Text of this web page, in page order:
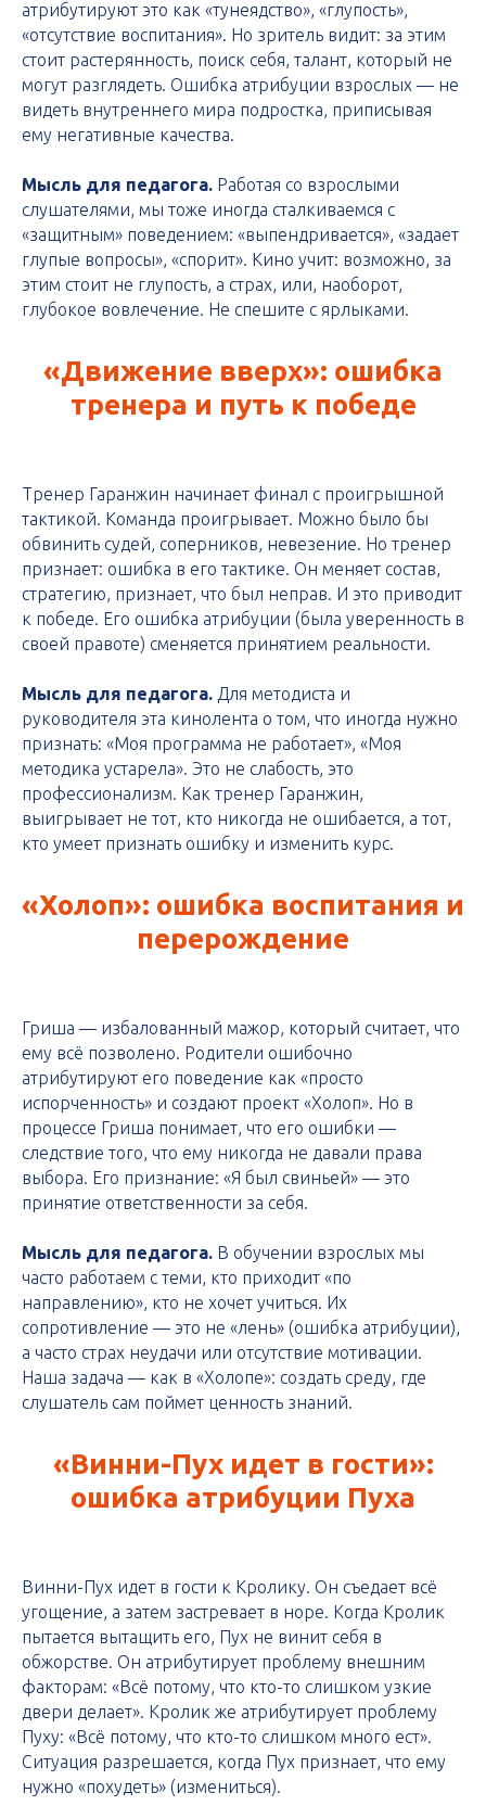
атрибутируют это как «тунеядство», «глупость»,
«отсутствие воспитания». Но зритель видит: за этим
стоит растерянность, поиск себя, талант, который не
могут разглядеть. Ошибка атрибуции взрослых — не
видеть внутреннего мира подростка, приписывая
ему негативные качества.
Мысль для педагога. Работая со взрослыми
слушателями, мы тоже иногда сталкиваемся с
«защитным» поведением: «выпендривается», «задает
глупые вопросы», «спорит». Кино учит: возможно, за
этим стоит не глупость, а страх, или, наоборот,
глубокое вовлечение. Не спешите с ярлыками.
«Движение вверх»: ошибка
тренера и путь к победе
Тренер Гаранжин начинает финал с проигрышной
тактикой. Команда проигрывает. Можно было бы
обвинить судей, соперников, невезение. Но тренер
признает: ошибка в его тактике. Он меняет состав,
стратегию, признает, что был неправ. И это приводит
к победе. Его ошибка атрибуции (была уверенность в
своей правоте) сменяется принятием реальности.
Мысль для педагога. Для методиста и
руководителя эта кинолента о том, что иногда нужно
признать: «Моя программа не работает», «Моя
методика устарела». Это не слабость, это
профессионализм. Как тренер Гаранжин,
выигрывает не тот, кто никогда не ошибается, а тот,
кто умеет признать ошибку и изменить курс.
«Холоп»: ошибка воспитания и
перерождение
Гриша — избалованный мажор, который считает, что
ему всё позволено. Родители ошибочно
атрибутируют его поведение как «просто
испорченность» и создают проект «Холоп». Но в
процессе Гриша понимает, что его ошибки —
следствие того, что ему никогда не давали права
выбора. Его признание: «Я был свиньей» — это
принятие ответственности за себя.
Мысль для педагога. В обучении взрослых мы
часто работаем с теми, кто приходит «по
направлению», кто не хочет учиться. Их
сопротивление — это не «лень» (ошибка атрибуции),
а часто страх неудачи или отсутствие мотивации.
Наша задача — как в «Холопе»: создать среду, где
слушатель сам поймет ценность знаний.
«Винни-Пух идет в гости»:
ошибка атрибуции Пуха
Винни-Пух идет в гости к Кролику. Он съедает всё
угощение, а затем застревает в норе. Когда Кролик
пытается вытащить его, Пух не винит себя в
обжорстве. Он атрибутирует проблему внешним
факторам: «Всё потому, что кто-то слишком узкие
двери делает». Кролик же атрибутирует проблему
Пуху: «Всё потому, что кто-то слишком много ест».
Ситуация разрешается, когда Пух признает, что ему
нужно «похудеть» (измениться).